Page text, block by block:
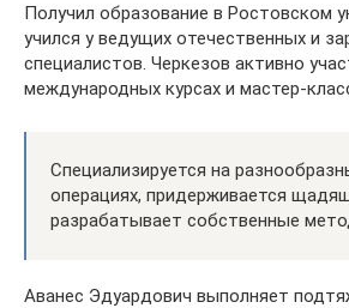
Получил образование в Ростовском
учился у ведущих отечественных и
специалистов. Черкезов активно
международных курсах и мастер-
Специализируется на
операциях, придерживается
разрабатывает собственные
Аванес Эдуардович выполняет